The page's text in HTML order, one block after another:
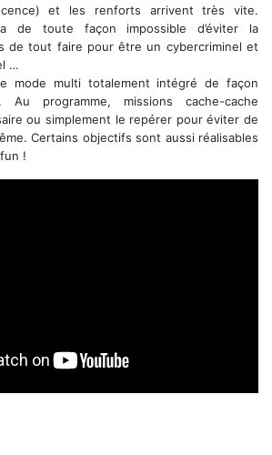
et les renforts arrivent très vite.
de toute façon impossible d’éviter la
de tout faire pour être un cybercriminel et
…
mode multi totalement intégré de façon
programme, missions cache-cache
ou simplement le repérer pour éviter de
Certains objectifs sont aussi réalisables
!